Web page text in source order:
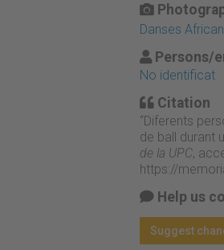
Danses
Persons/
No identificat
Citation
“Diferents
de ball durant
de la UPC,
https://
Help us
Suggest